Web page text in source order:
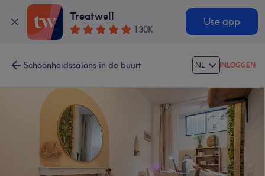
Treatwell
130K
Use app
Schoonheidssalons in de buurt NL INLOGGEN